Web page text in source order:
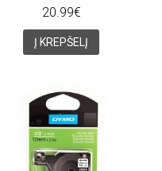
20.99€
Į KREPŠELĮ